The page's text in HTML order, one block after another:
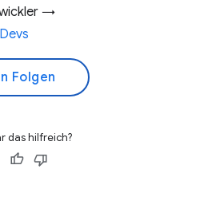
→
Folgen
das hilfreich?